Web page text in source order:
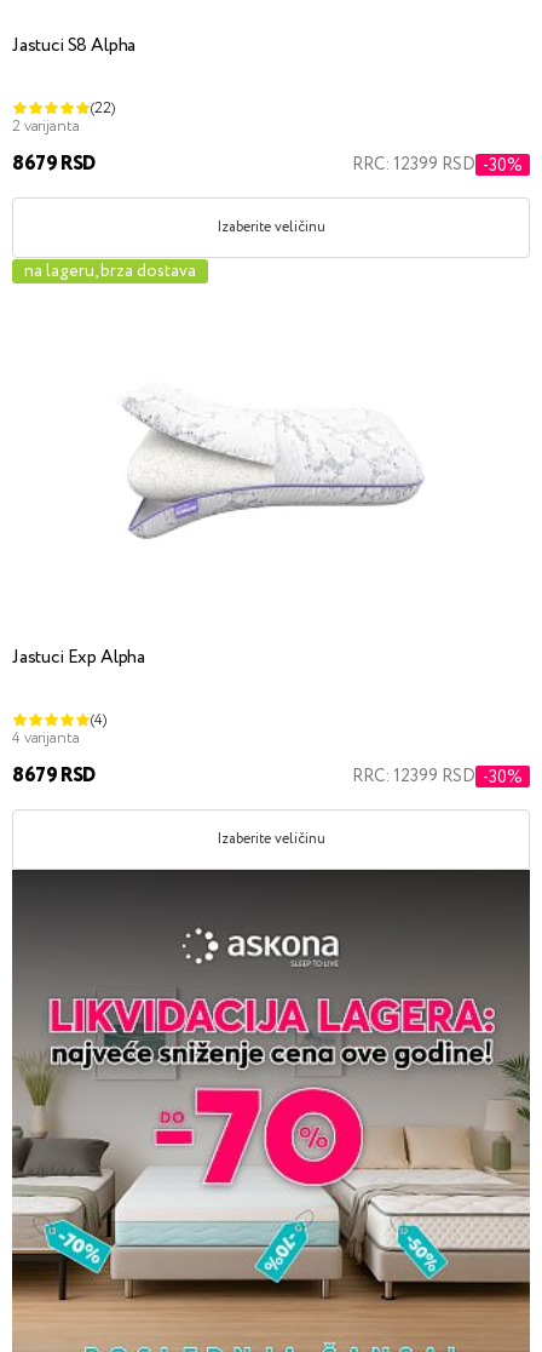
Jastuci S8 Alpha
(22)
2 varijanta
8679 RSD RRC: 12399 RSD -30%
Izaberite veličinu
na lageru, brza dostava
Jastuci Exp Alpha
(4)
4 varijanta
8679 RSD RRC: 12399 RSD -30%
Izaberite veličinu